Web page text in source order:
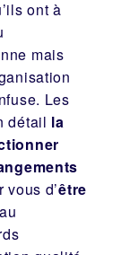
ont à
mais
Les
détail la
d’être